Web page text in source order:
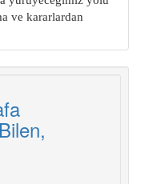
ve kararlardan